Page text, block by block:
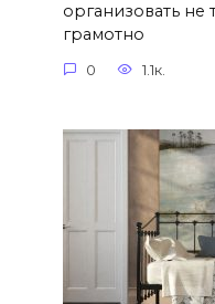
организовать не
грамотно
0 1.1к.